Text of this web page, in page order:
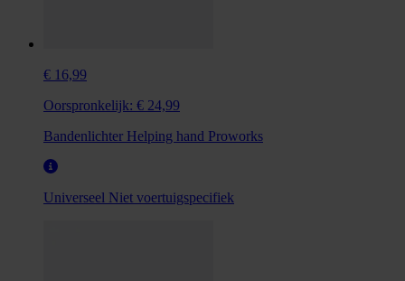
€ 16,99
Oorspronkelijk: € 24,99
Bandenlichter Helping hand Proworks
Universeel Niet voertuigspecifiek